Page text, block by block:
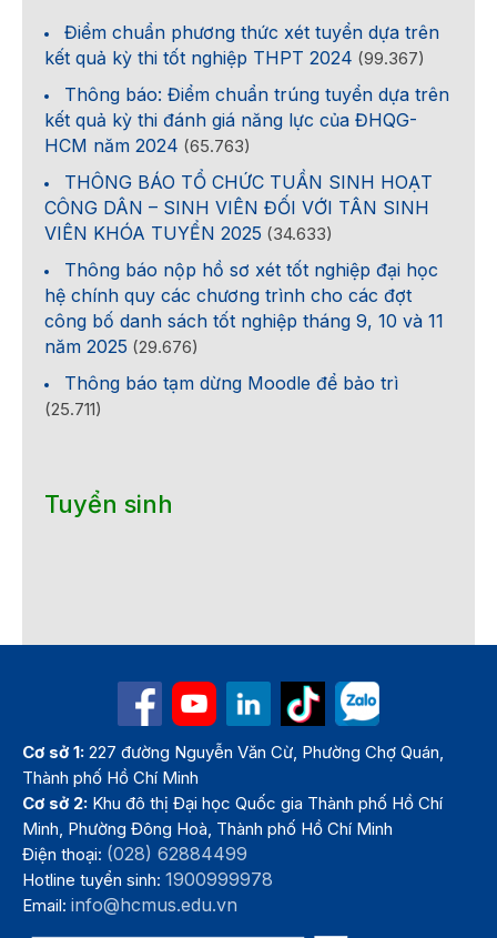
Điểm chuẩn phương thức xét tuyển dựa trên
kết quả kỳ thi tốt nghiệp THPT 2024 (99.367)
Thông báo: Điểm chuẩn trúng tuyển dựa trên
kết quả kỳ thi đánh giá năng lực của ĐHQG-
HCM năm 2024 (65.763)
THÔNG BÁO TỔ CHỨC TUẦN SINH HOẠT
CÔNG DÂN – SINH VIÊN ĐỐI VỚI TÂN SINH
VIÊN KHÓA TUYỂN 2025 (34.633)
Thông báo nộp hồ sơ xét tốt nghiệp đại học
hệ chính quy các chương trình cho các đợt
công bố danh sách tốt nghiệp tháng 9, 10 và 11
năm 2025 (29.676)
Thông báo tạm dừng Moodle để bảo trì
(25.711)
Tuyển sinh
Cơ sở 1: 227 đường Nguyễn Văn Cừ, Phường Chợ Quán,
Thành phố Hồ Chí Minh
Cơ sở 2: Khu đô thị Đại học Quốc gia Thành phố Hồ Chí
Minh, Phường Đông Hoà, Thành phố Hồ Chí Minh
Điện thoại: (028) 62884499
Hotline tuyển sinh:1900999978
Email:info@hcmus.edu.vn